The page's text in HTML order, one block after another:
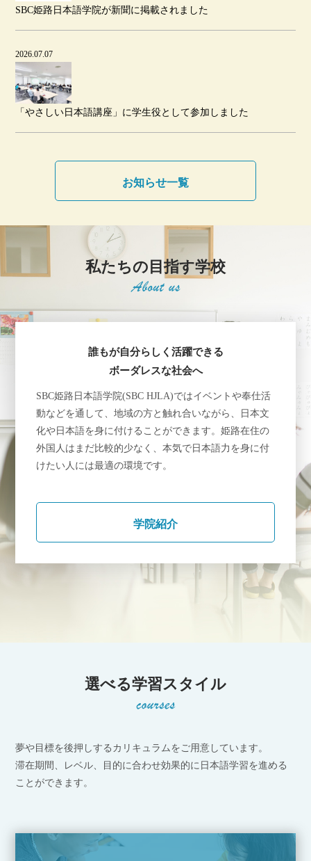
SBC姫路日本語学院が新聞に掲載されました
2026.07.07
「やさしい日本語講座」に学生役として参加しました
お知らせ一覧
私たちの目指す学校
誰もが自分らしく活躍できる
ボーダレスな社会へ
SBC姫路日本語学院(SBC HJLA)ではイベントや奉仕活
動などを通して、地域の方と触れ合いながら、日本文
化や日本語を身に付けることができます。姫路在住の
外国人はまだ比較的少なく、本気で日本語力を身に付
けたい人には最適の環境です。
学院紹介
選べる学習スタイル
夢や目標を後押しするカリキュラムをご用意しています。
滞在期間、レベル、目的に合わせ効果的に日本語学習を進める
ことができます。